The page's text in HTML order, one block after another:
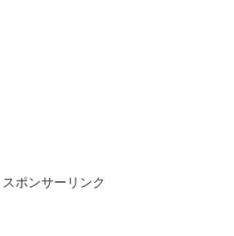
スポンサーリンク